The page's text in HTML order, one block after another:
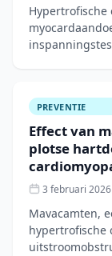
PREVENTIE
Effect van
plotse
3 februari 2026
Mavacamten,
hypertrofische